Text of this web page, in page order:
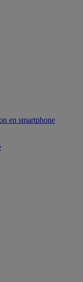
en smartphone